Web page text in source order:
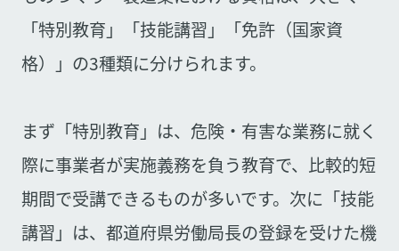
「特別教育」「技能講習」「免許（国家資
格）」の3種類に分けられます。
まず「特別教育」は、危険・有害な業務に就く
際に事業者が実施義務を負う教育で、比較的短
期間で受講できるものが多いです。次に「技能
講習」は、都道府県労働局長の登録を受けた機